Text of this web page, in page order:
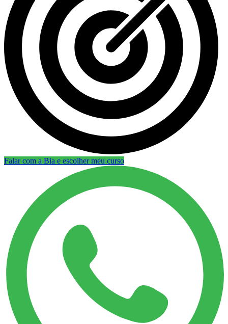
Falar com a Bia e escolher meu curso